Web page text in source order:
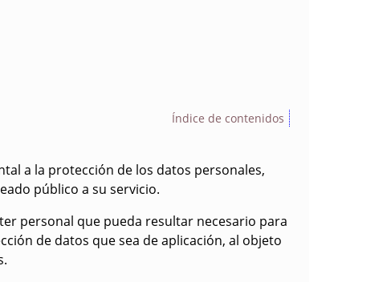
Índice de contenidos
a la protección de los datos personales,
público a su servicio.
personal que pueda resultar necesario para
de datos que sea de aplicación, al objeto